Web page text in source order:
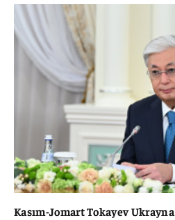
Kasım-Jomart Tokayev